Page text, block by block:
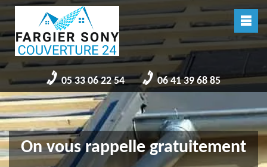
05 33 06 22 54 06 41 39 68 85
On vous rappelle gratuitement